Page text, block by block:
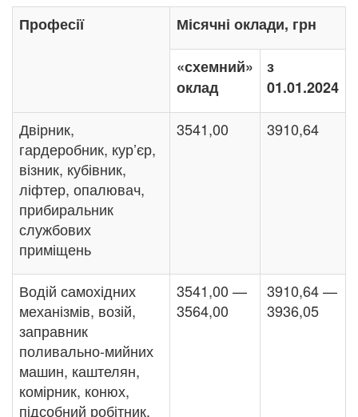
Професії
Місячні оклади, грн
«схемний»
оклад
з
01.01.2024
Двірник,
гардеробник, кур’єр,
візник, кубівник,
ліфтер, опалювач,
прибиральник
службових
приміщень
3541,00 3910,64
Водій самохідних
механізмів, возій,
заправник
поливально-мийних
машин, каштелян,
комірник, конюх,
підсобний робітник,
3541,00 —
3564,00
3910,64 —
3936,05